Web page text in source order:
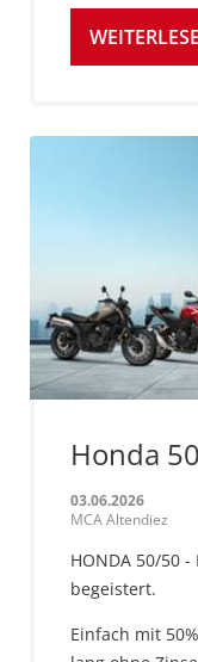
Honda
03.06.2026
MCA Altendiez
HONDA 50/50
begeistert.
Einfach mit